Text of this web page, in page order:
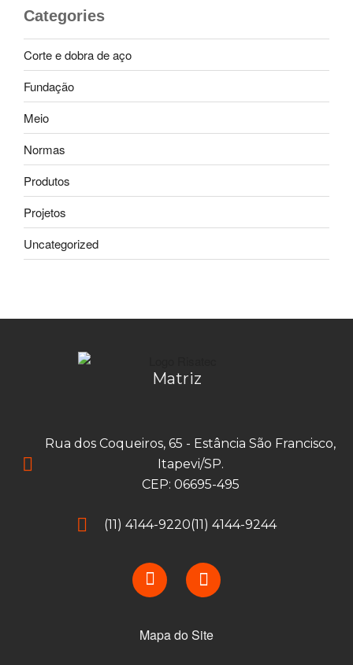
Categories
Corte e dobra de aço
Fundação
Meio
Normas
Produtos
Projetos
Uncategorized
Matriz
Rua dos Coqueiros, 65 - Estância São Francisco,
Itapevi/SP.
CEP: 06695-495
(11) 4144-9220(11) 4144-9244
Mapa do Site